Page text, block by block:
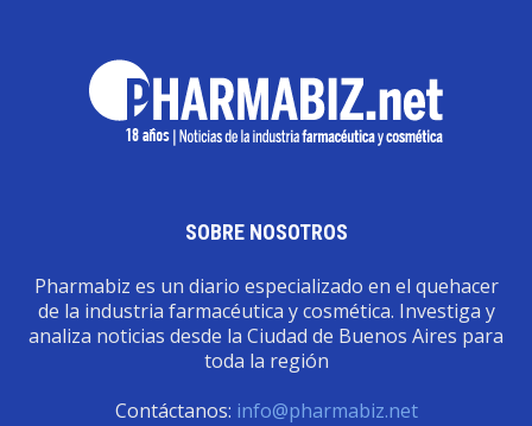
SOBRE NOSOTROS
Pharmabiz es un diario especializado en el quehacer
de la industria farmacéutica y cosmética. Investiga y
analiza noticias desde la Ciudad de Buenos Aires para
toda la región
Contáctanos: info@pharmabiz.net